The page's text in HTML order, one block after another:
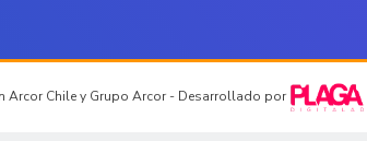
Chile y Grupo Arcor - Desarrollado por